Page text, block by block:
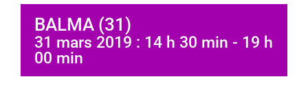
BALMA (31)
31 mars 2019 : 14 h 30 min - 19 h
00 min